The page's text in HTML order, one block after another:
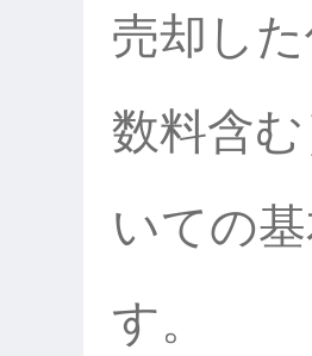
売却し
数料含
いての
す。